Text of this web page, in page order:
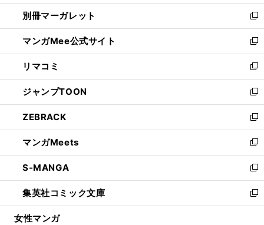
開
く
ウ
で
開
く
ウ
ィ
ン
ド
ウ
で
開
く
し
い
ウ
ィ
ン
ド
ウ
で
開
く
別冊マーガレット
新
し
い
ウ
ィ
ン
ド
ウ
で
開
く
マンガMee公式サイト
新
し
い
ウ
ィ
ン
ド
ウ
で
開
く
リマコミ
新
し
い
ウ
ィ
ン
ド
ウ
で
開
く
ジャンプTOON
新
し
い
ウ
ィ
ン
ド
ウ
で
開
ZEBRACK
新
し
い
ウ
ィ
ン
ド
ウ
マンガMeets
新
し
い
ウ
ィ
ン
S-MANGA
新
し
い
ウ
集英社コミック文庫
新
し
女性マンガ